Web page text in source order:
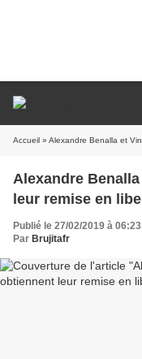
Accueil » Alexandre Benalla et
Alexandre
leur remise en
Publié le 27/02/2019 à 06:23
Par Brujitafr